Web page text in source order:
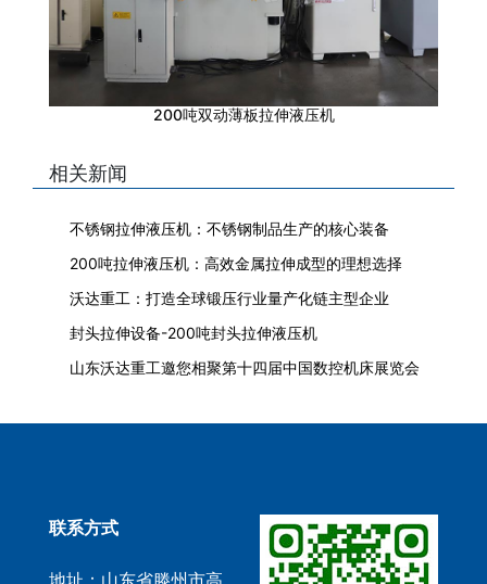
200吨双动薄板拉伸液压机
相关新闻
不锈钢拉伸液压机：不锈钢制品生产的核心装备
200吨拉伸液压机：高效金属拉伸成型的理想选择
沃达重工：打造全球锻压行业量产化链主型企业
封头拉伸设备-200吨封头拉伸液压机
山东沃达重工邀您相聚第十四届中国数控机床展览会
联系方式